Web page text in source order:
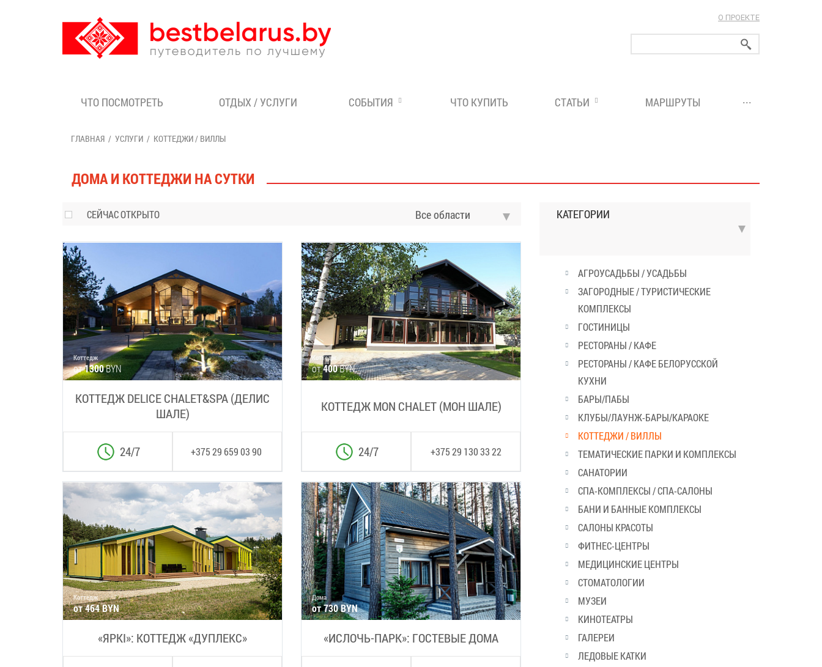
О ПРОЕКТЕ
ЧТО ПОСМОТРЕТЬ ОТДЫХ / УСЛУГИ СОБЫТИЯ ЧТО КУПИТЬ СТАТЬИ МАРШРУТЫ ...
ГЛАВНАЯ УСЛУГИ КОТТЕДЖИ / ВИЛЛЫ
ДОМА И КОТТЕДЖИ НА СУТКИ
Все области
СЕЙЧАС ОТКРЫТО
Коттедж
от1300BYN
КОТТЕДЖ DELICE CHALET&SPA (ДЕЛИС
ШАЛЕ)
+375 29 659 03 90
24/7
Коттедж
от400BYN
КОТТЕДЖ MON CHALET (МОН ШАЛЕ)
+375 29 130 33 22
24/7
Коттедж
от 464 BYN
«ЯРKI»: КОТТЕДЖ «ДУПЛЕКС»
Дома
от 730 BYN
«ИСЛОЧЬ-ПАРК»: ГОСТЕВЫЕ ДОМА
КАТЕГОРИИ
АГРОУСАДЬБЫ / УСАДЬБЫ
ЗАГОРОДНЫЕ / ТУРИСТИЧЕСКИЕ
КОМПЛЕКСЫ
ГОСТИНИЦЫ
РЕСТОРАНЫ / КАФЕ
РЕСТОРАНЫ / КАФЕ БЕЛОРУССКОЙ
КУХНИ
БАРЫ/ПАБЫ
КЛУБЫ/ЛАУНЖ-БАРЫ/КАРАОКЕ
КОТТЕДЖИ / ВИЛЛЫ
ТЕМАТИЧЕСКИЕ ПАРКИ И КОМПЛЕКСЫ
САНАТОРИИ
СПА-КОМПЛЕКСЫ / СПА-САЛОНЫ
БАНИ И БАННЫЕ КОМПЛЕКСЫ
САЛОНЫ КРАСОТЫ
ФИТНЕС-ЦЕНТРЫ
МЕДИЦИНСКИЕ ЦЕНТРЫ
СТОМАТОЛОГИИ
МУЗЕИ
КИНОТЕАТРЫ
ГАЛЕРЕИ
ЛЕДОВЫЕ КАТКИ